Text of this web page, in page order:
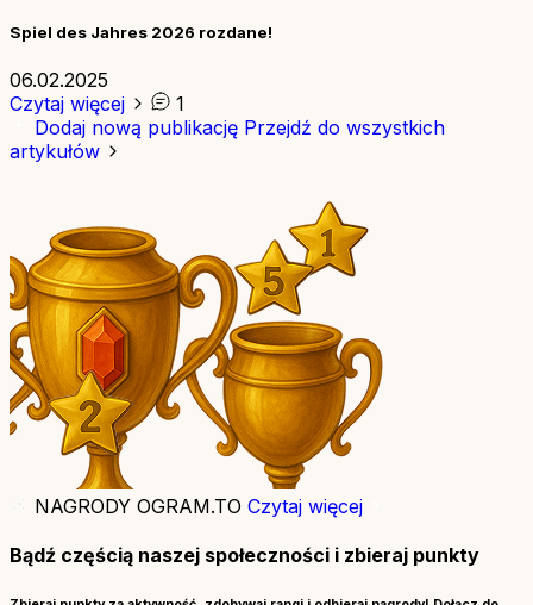
Spiel des Jahres 2026 rozdane!
06.02.2025
Czytaj więcej
1
Dodaj nową publikację Przejdź do wszystkich
artykułów
NAGRODY OGRAM.TO Czytaj więcej
Bądź częścią naszej społeczności i zbieraj punkty